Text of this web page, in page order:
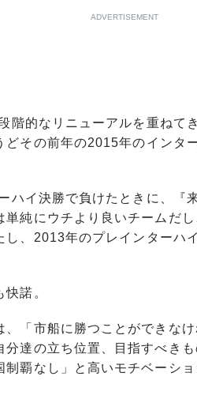
ADVERTISEMENT
的なリニューアルを重ねて
どその前年の2015年のインタ
ハイ決勝で負けたときに、『
単純にウチより良いチームだ
、2013年のプレインターハ
諾。
「市船に勝つことができな
達の立ち位置、目指すべき
制覇なし」と高いモチベーシ